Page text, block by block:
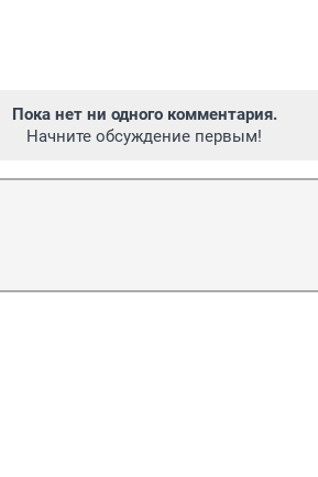
Пока нет ни одного комментария.
Начните обсуждение первым!